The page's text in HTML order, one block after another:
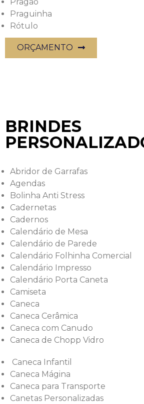
Pragão
Praguinha
Rótulo
ORÇAMENTO
BRINDES
Abridor de Garrafas
Agendas
Bolinha Anti Stress
Cadernetas
Cadernos
Calendário de Mesa
Calendário de Parede
Calendário Folhinha Comercial
Calendário Impresso
Calendário Porta Caneta
Camiseta
Caneca
Caneca Cerâmica
Caneca com Canudo
Caneca de Chopp Vidro
Caneca Infantil
Caneca Mágina
Caneca para Transporte
Canetas Personalizadas